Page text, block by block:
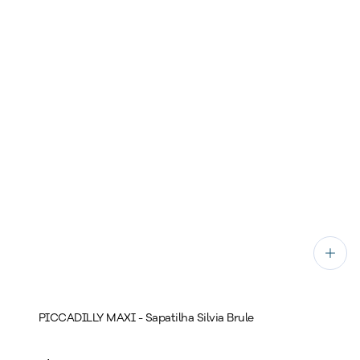
PICCADILLY MAXI - Sapatilha Silvia Brule